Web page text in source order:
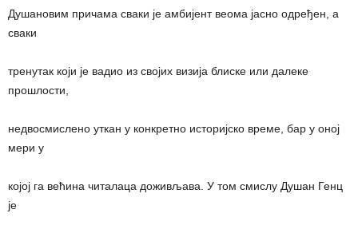
Душановим причама сваки је амбијент веома јасно одређен, а
сваки
тренутак који је вадио из својих визија блиске или далеке
прошлости,
недвосмислено уткан у конкретно историјско време, бар у оној
мери у
којој га већина читалаца доживљава. У том смислу Душан Генц
је